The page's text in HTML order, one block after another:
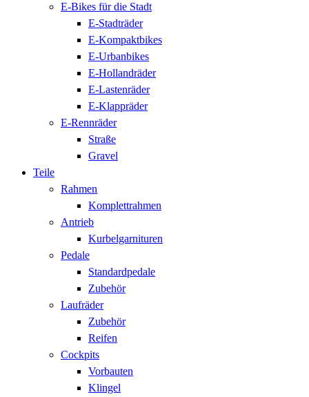
E-Bikes für die Stadt
E-Stadträder
E-Kompaktbikes
E-Urbanbikes
E-Hollandräder
E-Lastenräder
E-Klappräder
E-Rennräder
Straße
Gravel
Teile
Rahmen
Komplettrahmen
Antrieb
Kurbelgarnituren
Pedale
Standardpedale
Zubehör
Laufräder
Zubehör
Reifen
Cockpits
Vorbauten
Klingel